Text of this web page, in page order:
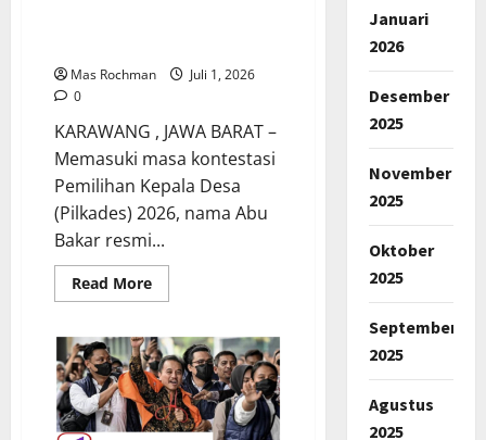
Mas Rochman
Juli 1, 2026
0
KARAWANG , JAWA BARAT –
Memasuki masa kontestasi
Pemilihan Kepala Desa
(Pilkades) 2026, nama Abu
Bakar resmi...
Read MoreRead
more
Karawang
2026,Abu
Bakar
Calon
Kades
Cicinde
Selatan
Januari
2026
Desember
2025
November
2025
Oktober
2025
September
2025
Agustus
2025